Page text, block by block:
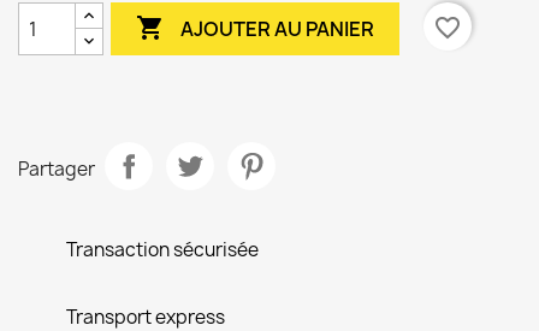
 AJOUTER AU PANIER favorite_border
Partager
Transaction sécurisée
Transport express